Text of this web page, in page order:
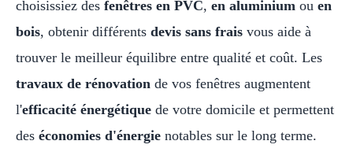
choisissiez des fenêtres en PVC, en aluminium ou en
bois, obtenir différents devis sans frais vous aide à
trouver le meilleur équilibre entre qualité et coût. Les
travaux de rénovation de vos fenêtres augmentent
l'efficacité énergétique de votre domicile et permettent
des économies d'énergie notables sur le long terme.